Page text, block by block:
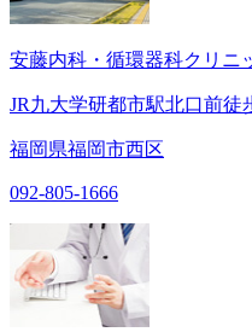
安藤内科・循環器科クリニ
JR九大学研都市駅北口前徒
福岡県福岡市西区
092-805-1666